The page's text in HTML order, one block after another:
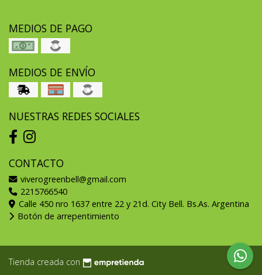
MEDIOS DE PAGO
MEDIOS DE ENVÍO
NUESTRAS REDES SOCIALES
CONTACTO
viverogreenbell@gmail.com
2215766540
Calle 450 nro 1637 entre 22 y 21d. City Bell. Bs.As. Argentina
Botón de arrepentimiento
Tienda creada con